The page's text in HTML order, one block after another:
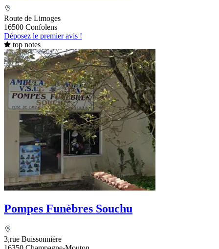
Route de Limoges
16500 Confolens
Déposez le premier avis !
top notes
Pompes Funèbres Souchu
3,rue Buissonnière